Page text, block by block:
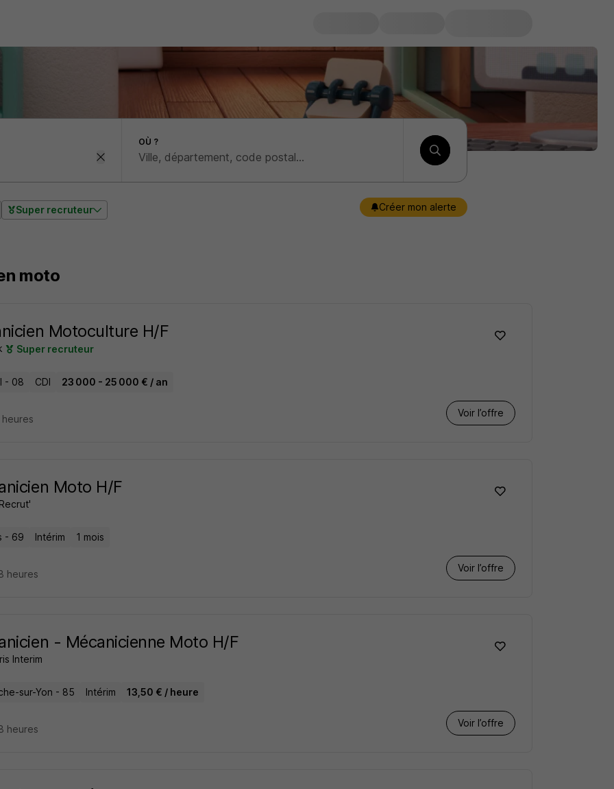
OÙ ?
Super recruteur Créer mon alerte
moto
Motoculture H/F
Super recruteur
- 08 CDI 23 000 - 25 000 € / an
Voir l’offre
Moto H/F
- 69 Intérim 1 mois
Voir l’offre
heures
- Mécanicienne Moto H/F
Interim
sur-Yon - 85 Intérim 13,50 € / heure
Voir l’offre
heures